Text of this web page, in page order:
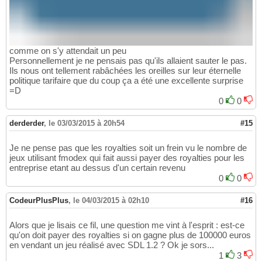
comme on s'y attendait un peu
Personnellement je ne pensais pas qu'ils allaient sauter le pas.
Ils nous ont tellement rabâchées les oreilles sur leur éternelle
politique tarifaire que du coup ça a été une excellente surprise
=D
0
0
derderder, le 03/03/2015 à 20h54 #15
Je ne pense pas que les royalties soit un frein vu le nombre de
jeux utilisant fmodex qui fait aussi payer des royalties pour les
entreprise etant au dessus d'un certain revenu
0
0
CodeurPlusPlus, le 04/03/2015 à 02h10 #16
Alors que je lisais ce fil, une question me vint à l'esprit : est-ce
qu'on doit payer des royalties si on gagne plus de 100000 euros
en vendant un jeu réalisé avec SDL 1.2 ? Ok je sors...
1
3